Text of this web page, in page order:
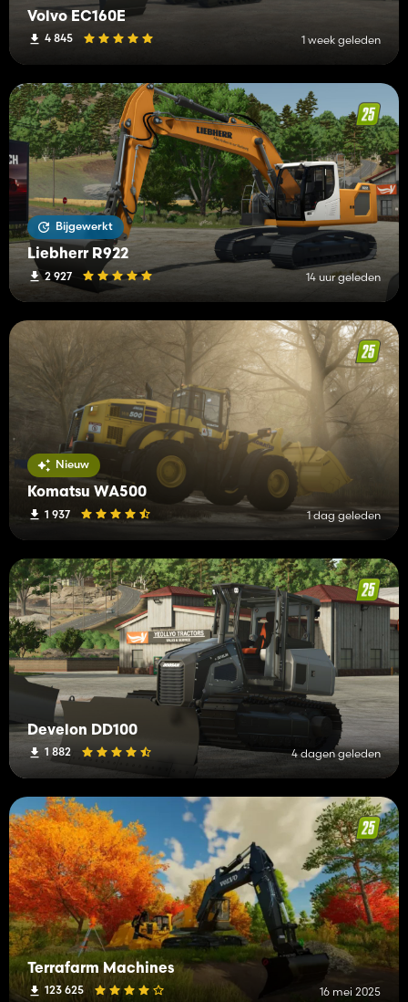
Volvo EC160E
4 845 1 week geleden
Bijgewerkt
Liebherr R922
2 927 14 uur geleden
Nieuw
Komatsu WA500
1 937 1 dag geleden
Develon DD100
1 882 4 dagen geleden
Terrafarm Machines
123 625 16 mei 2025